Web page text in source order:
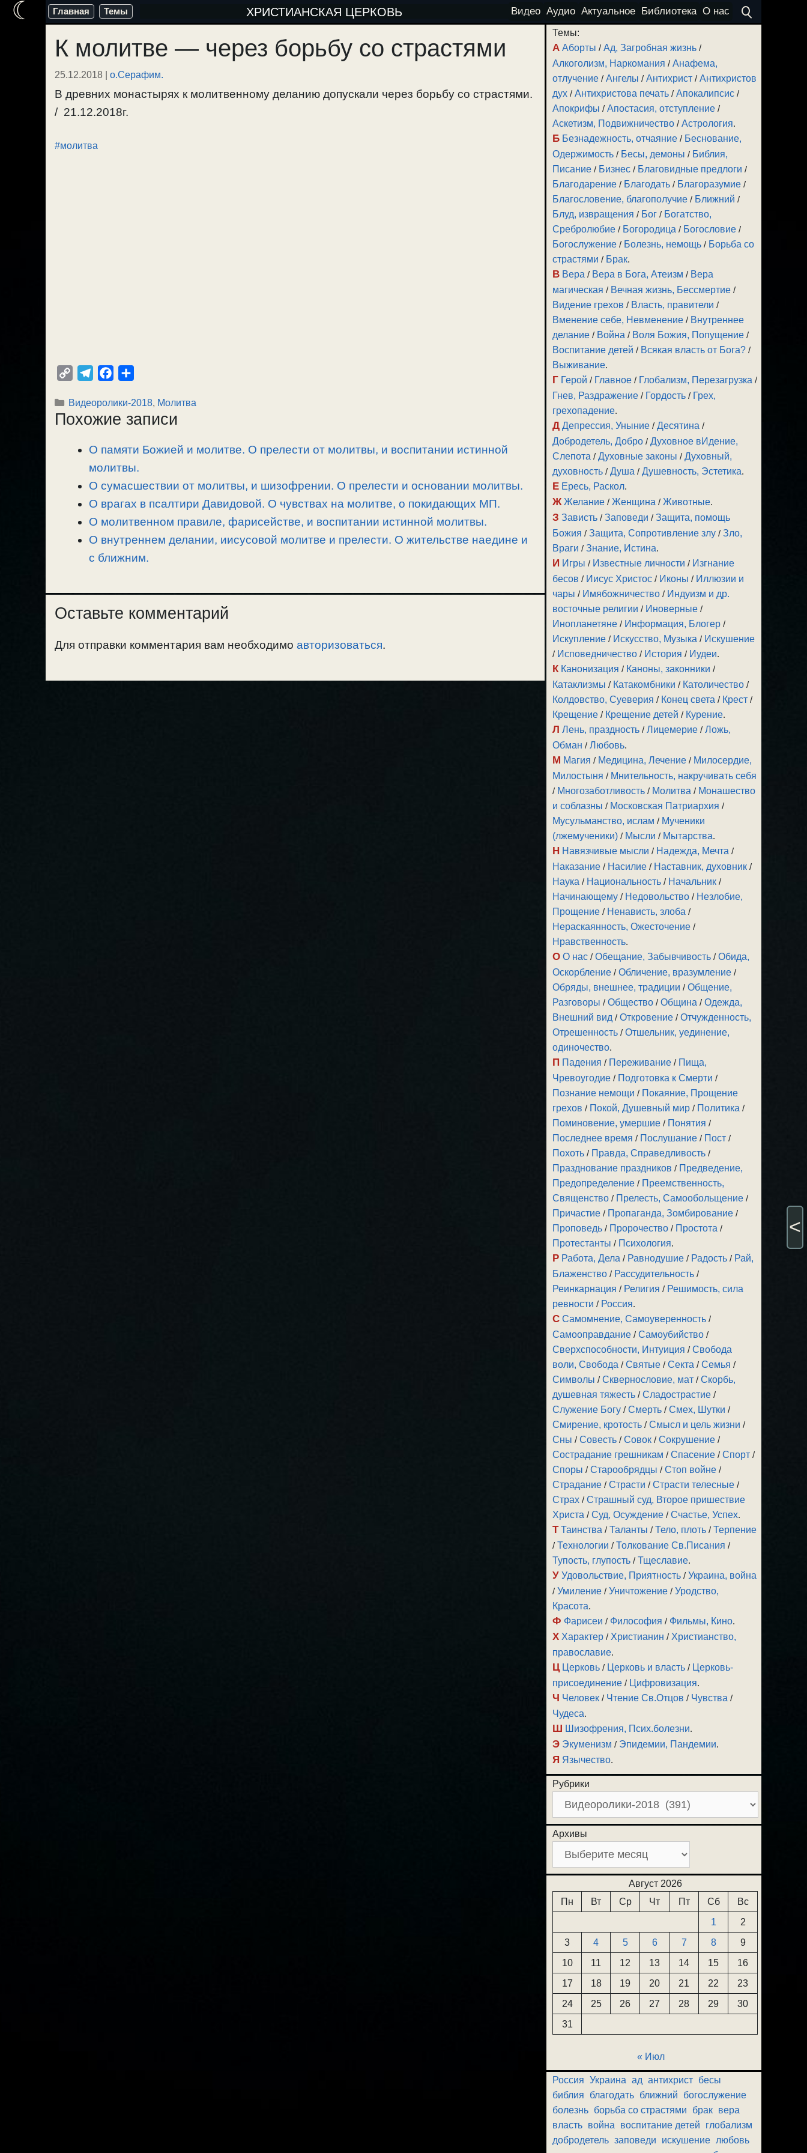
Перейти
содержимому
Главная Темы ХРИСТИАНСКАЯ ЦЕРКОВЬ Видео Аудио Актуальное Библиотека О нас
К молитве — через борьбу со страстями
25.12.2018 | о.Серафим.
В древних монастырях к молитвенному деланию допускали через борьбу со страстями.
/ 21.12.2018г.
#молитва
p
y
l
e
r
a
m
c
e
o
o
k
п
р
в
и
т
Рубрики
Видеоролики-2018, Молитва
Похожие записи
О памяти Божией и молитве. О прелести от молитвы, и воспитании истинной
молитвы.
О сумасшествии от молитвы, и шизофрении. О прелести и основании молитвы.
О врагах в псалтири Давидовой. О чувствах на молитве, о покидающих МП.
О молитвенном правиле, фарисействе, и воспитании истинной молитвы.
О внутреннем делании, иисусовой молитве и прелести. О жительстве наедине и
с ближним.
Оставьте комментарий
Для отправки комментария вам необходимо авторизоваться.
Темы:
А Аборты /Ад, Загробная жизнь /
Алкоголизм, Наркомания /Анафема,
отлучение /Ангелы /Антихрист /Антихристов
дух /Антихристова печать /Апокалипсис /
Апокрифы /Апостасия, отступление /
Аскетизм, Подвижничество /Астрология.
Б Безнадежность, отчаяние / Беснование,
Одержимость / Бесы, демоны / Библия,
Писание / Бизнес / Благовидные предлоги /
Благодарение / Благодать / Благоразумие /
Благословение, благополучие / Ближний /
Блуд, извращения / Бог / Богатство,
Сребролюбие / Богородица / Богословие /
Богослужение / Болезнь, немощь / Борьба со
страстями / Брак.
В Вера / Вера в Бога, Атеизм / Вера
магическая / Вечная жизнь, Бессмертие /
Видение грехов / Власть, правители /
Вменение себе, Невменение / Внутреннее
делание / Война / Воля Божия, Попущение /
Воспитание детей / Всякая власть от Бога? /
Выживание.
Г Герой / Главное / Глобализм, Перезагрузка /
Гнев, Раздражение / Гордость / Грех,
грехопадение.
Д Депрессия, Уныние /Десятина /
Добродетель, Добро /Духовное вИдение,
Слепота /Духовные законы /Духовный,
духовность /Душа /Душевность, Эстетика.
Е Ересь, Раскол.
Ж Желание /Женщина /Животные.
З Зависть /Заповеди /Защита, помощь
Божия /Защита, Сопротивление злу /Зло,
Враги /Знание, Истина.
И Игры / Известные личности / Изгнание
бесов / Иисус Христос / Иконы / Иллюзии и
чары / Имябожничество / Индуизм и др.
восточные религии / Иноверные /
Инопланетяне / Информация, Блогер /
Искупление / Искусство, Музыка / Искушение
/ Исповедничество / История / Иудеи.
К Канонизация / Каноны, законники /
Катаклизмы / Катакомбники / Католичество /
Колдовство, Суеверия / Конец света / Крест /
Крещение / Крещение детей / Курение.
Л Лень, праздность /Лицемерие /Ложь,
Обман /Любовь.
М Магия / Медицина, Лечение / Милосердие,
Милостыня / Мнительность, накручивать себя
/ Многозаботливость / Молитва / Монашество
и соблазны / Московская Патриархия /
Мусульманство, ислам / Мученики
(лжемученики) / Мысли / Мытарства.
Н Навязчивые мысли / Надежда, Мечта /
Наказание / Насилие / Наставник, духовник /
Наука / Национальность / Начальник /
Начинающему / Недовольство / Незлобие,
Прощение / Ненависть, злоба /
Нераскаянность, Ожесточение /
Нравственность.
О О нас /Обещание, Забывчивость /Обида,
Оскорбление /Обличение, вразумление /
Обряды, внешнее, традиции /Общение,
Разговоры /Общество /Община /Одежда,
Внешний вид /Откровение /Отчужденность,
Отрешенность /Отшельник, уединение,
одиночество.
П Падения / Переживание / Пища,
Чревоугодие / Подготовка к Смерти /
Познание немощи / Покаяние, Прощение
грехов / Покой, Душевный мир / Политика /
Поминовение, умершие / Понятия /
Последнее время / Послушание / Пост /
Похоть / Правда, Справедливость /
Празднование праздников / Предведение,
Предопределение / Преемственность,
Священство / Прелесть, Самообольщение /
Причастие / Пропаганда, Зомбирование /
Проповедь / Пророчество / Простота /
Протестанты / Психология.
Р Работа, Дела / Равнодушие / Радость / Рай,
Блаженство / Рассудительность /
Реинкарнация / Религия / Решимость, сила
ревности / Россия.
С Самомнение, Самоуверенность /
Самооправдание /Самоубийство /
Сверхспособности, Интуиция /Свобода
воли, Свобода /Святые /Секта /Семья /
Символы /Сквернословие, мат /Скорбь,
душевная тяжесть /Сладострастие /
Служение Богу /Смерть /Смех, Шутки /
Смирение, кротость /Смысл и цель жизни /
Сны /Совесть /Совок /Сокрушение /
Сострадание грешникам /Спасение /Спорт /
Споры /Старообрядцы /Стоп войне /
Страдание /Страсти /Страсти телесные /
Страх /Страшный суд, Второе пришествие
Христа /Суд, Осуждение /Счастье, Успех.
Т Таинства /Таланты /Тело, плоть /Терпение
/Технологии /Толкование Св.Писания /
Тупость, глупость /Тщеславие.
У Удовольствие, Приятность /Украина, война
/Умиление /Уничтожение /Уродство,
Красота.
Ф Фарисеи / Философия / Фильмы, Кино.
Х Характер / Христианин / Христианство,
православие.
Ц Церковь / Церковь и власть / Церковь-
присоединение / Цифровизация.
Ч Человек / Чтение Св.Отцов / Чувства /
Чудеса.
Ш Шизофрения, Псих.болезни.
Э Экуменизм / Эпидемии, Пандемии.
Я Язычество.
Рубрики
Архивы
Август 2026
Пн
Вт Ср Чт Пт Сб
Вс
1
2
3
4 5 6 7 8
9
10
11 12 13 14 15
16
17
18 19 20 21 22
23
24
25 26 27 28 29
30
31
« Июл
Россия Украина ад антихрист бесы
библия
благодать ближний
богослужение
болезнь борьба со страстями брак вера
власть война воспитание детей
глобализм
добродетель заповеди искушение любовь
☾
<